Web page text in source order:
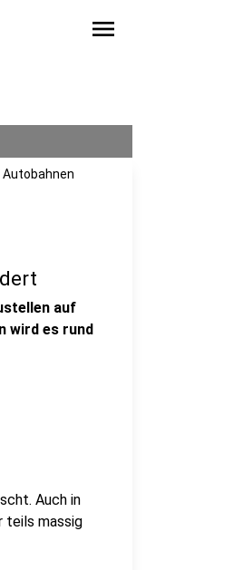
menu
auf
wird es rund
Auch in
teils massig